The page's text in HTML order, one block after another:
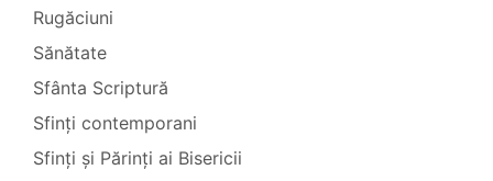
Rugăciuni
Sănătate
Sfânta Scriptură
Sfinți contemporani
Sfinți și Părinți ai Bisericii